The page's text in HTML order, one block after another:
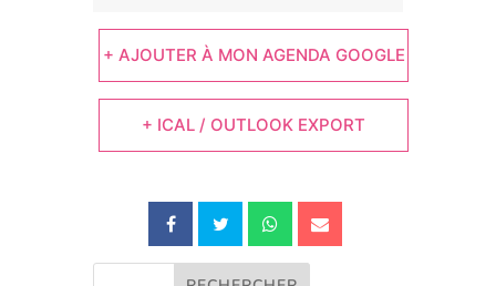
+ AJOUTER À MON AGENDA GOOGLE
+ ICAL / OUTLOOK EXPORT